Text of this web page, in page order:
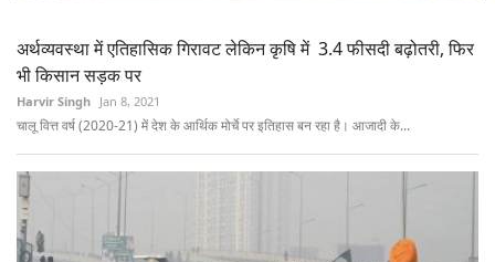
अर्थव्यवस्था में एतिहासिक गिरावट लेकिन कृषि में 3.4 फीसदी बढ़ोतरी, फिर
भी किसान सड़क पर
Harvir Singh Jan 8, 2021
चालू वित्त वर्ष (2020-21) में देश के आर्थिक मोर्चे पर इतिहास बन रहा है। आजादी के...